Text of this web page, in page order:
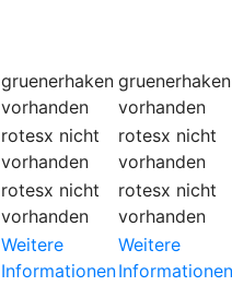
gruenerhaken
vorhanden
gruenerhaken
vorhanden
rotesx nicht
vorhanden
rotesx nicht
vorhanden
rotesx nicht
vorhanden
rotesx nicht
vorhanden
Weitere
Informationen
Weitere
Informationen